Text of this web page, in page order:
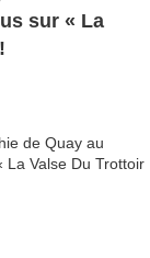
sur « La